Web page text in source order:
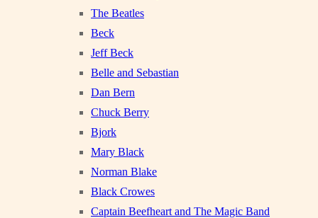
The Beatles
Beck
Jeff Beck
Belle and Sebastian
Dan Bern
Chuck Berry
Bjork
Mary Black
Norman Blake
Black Crowes
Captain Beefheart and The Magic Band